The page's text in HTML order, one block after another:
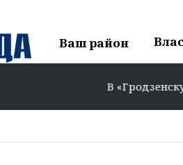
Ваш район
В «Гродзенскую праўду»